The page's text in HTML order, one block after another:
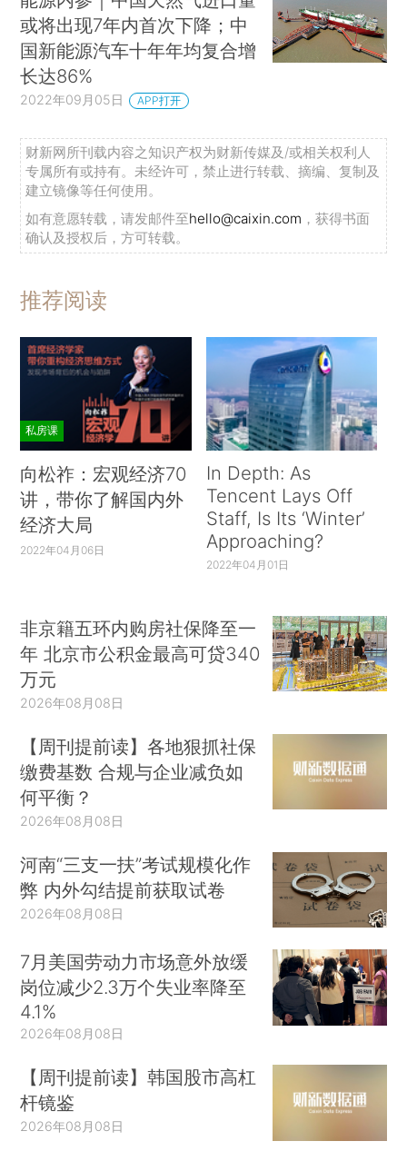
或将出现7年内首次下降；中
国新能源汽车十年年均复合增
长达86%
2022年09月05日 APP打开
财新网所刊载内容之知识产权为财新传媒及/或相关权利人
专属所有或持有。未经许可，禁止进行转载、摘编、复制及
建立镜像等任何使用。
如有意愿转载，请发邮件至hello@caixin.com ，获得书面
确认及授权后，方可转载。
推荐阅读
私房课
向松祚：宏观经济70
讲，带你了解国内外
经济大局
2022年04月06日
In Depth: As
Tencent Lays Off
Staff, Is Its ‘Winter’
Approaching?
2022年04月01日
非京籍五环内购房社保降至一
年 北京市公积金最高可贷340
万元
2026年08月08日
【周刊提前读】各地狠抓社保
缴费基数 合规与企业减负如
何平衡？
2026年08月08日
河南“三支一扶”考试规模化作
弊 内外勾结提前获取试卷
2026年08月08日
7月美国劳动力市场意外放缓
岗位减少2.3万个失业率降至
4.1%
2026年08月08日
【周刊提前读】韩国股市高杠
杆镜鉴
2026年08月08日